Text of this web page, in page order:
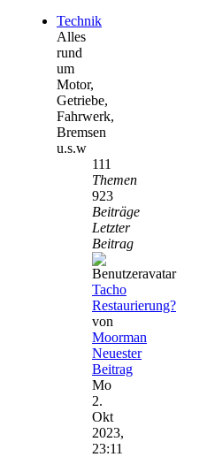
Technik
Alles
rund
um
Motor,
Getriebe,
Fahrwerk,
Bremsen
u.s.w
111
Themen
923
Beiträge
Letzter
Beitrag
Tacho
Restaurierung?
von
Moorman
Neuester
Beitrag
Mo
2.
Okt
2023,
23:11